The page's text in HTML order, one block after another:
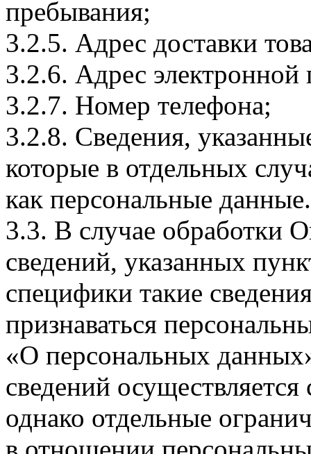
пребывания;
3.2.5. Адрес доставки
3.2.6. Адрес электронной
3.2.7. Номер телефона;
3.2.8. Сведения,
которые в отдельных
как персональные данные.
3.3. В случае обработки
сведений, указанных
специфики такие
признаваться
«О персональных
сведений
однако отдельные